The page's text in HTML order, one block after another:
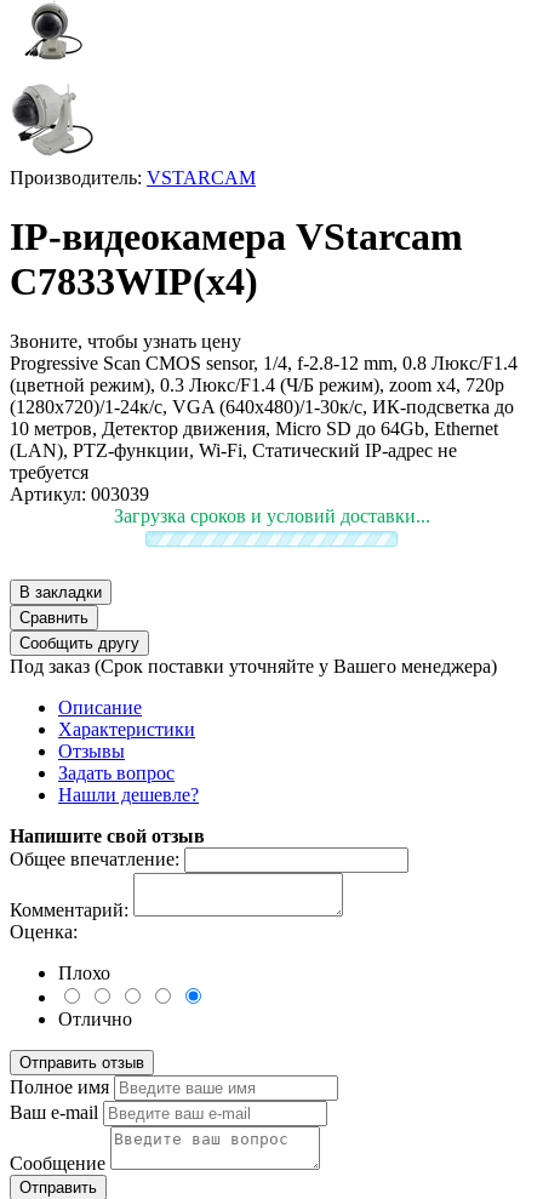
Производитель: VSTARCAM
IP-видеокамера VStarcam
C7833WIP(x4)
Звоните, чтобы узнать цену
Progressive Scan CMOS sensor, 1/4, f-2.8-12 mm, 0.8 Люкс/F1.4
(цветной режим), 0.3 Люкс/F1.4 (Ч/Б режим), zoom x4, 720p
(1280х720)/1-24к/с, VGA (640x480)/1-30к/с, ИК-подсветка до
10 метров, Детектор движения, Micro SD до 64Gb, Ethernet
(LAN), PTZ-функции, Wi-Fi, Статический IP-адрес не
требуется
Артикул: 003039
Загрузка сроков и условий доставки...
Под заказ (Срок поставки уточняйте у Вашего менеджера)
Описание
Характеристики
Отзывы
Задать вопрос
Нашли дешевле?
Напишите свой отзыв
Общее впечатление:
Комментарий:
Оценка:
Плохо
Отлично
Полное имя
Ваш e-mail
Сообщение